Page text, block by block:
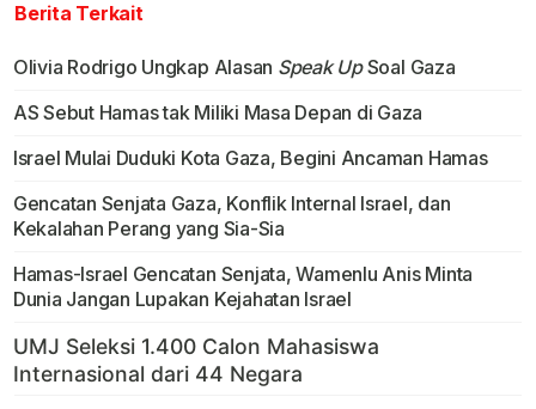
Berita Terkait
Olivia Rodrigo Ungkap Alasan Speak UpSoal Gaza
AS Sebut Hamas tak Miliki Masa Depan di Gaza
Israel Mulai Duduki Kota Gaza, Begini Ancaman Hamas
Gencatan Senjata Gaza, Konflik Internal Israel, dan
Kekalahan Perang yang Sia-Sia
Hamas-Israel Gencatan Senjata, Wamenlu Anis Minta
Dunia Jangan Lupakan Kejahatan Israel